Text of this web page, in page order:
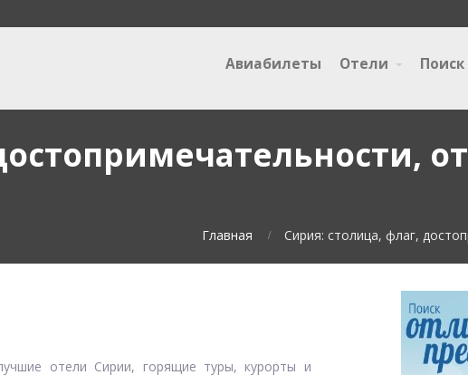
Авиабилеты Отели
Главная Сирия: столица, флаг,
отели Сирии, горящие туры, курорты и